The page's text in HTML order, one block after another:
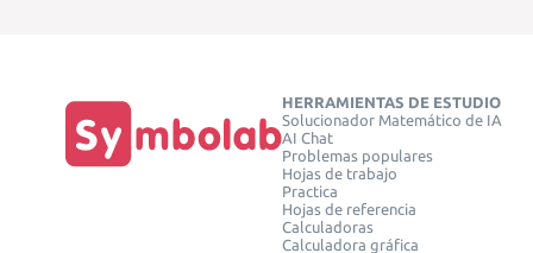
HERRAMIENTAS DE ESTUDIO
Solucionador Matemático de IA
AI Chat
Problemas populares
Hojas de trabajo
Practica
Hojas de referencia
Calculadoras
Calculadora gráfica